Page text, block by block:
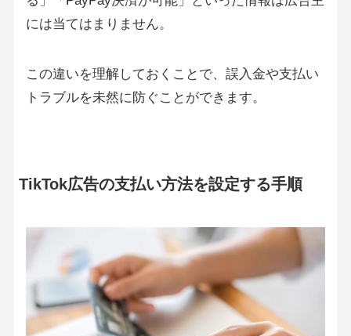
には当てはまりません。
この違いを理解しておくことで、誤入金や支払い
トラブルを未然に防ぐことができます。
TikTok広告の支払い方法を設定する手順